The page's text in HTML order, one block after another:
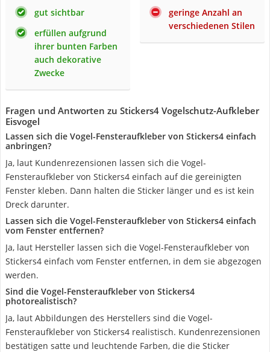
gut sichtbar
erfüllen aufgrund
ihrer bunten Farben
auch dekorative
Zwecke
geringe Anzahl an
verschiedenen Stilen
Fragen und Antworten zu Stickers4 Vogelschutz-Aufkleber
Eisvogel
Lassen sich die Vogel-Fensteraufkleber von Stickers4 einfach
anbringen?
Ja, laut Kundenrezensionen lassen sich die Vogel-
Fensteraufkleber von Stickers4 einfach auf die gereinigten
Fenster kleben. Dann halten die Sticker länger und es ist kein
Dreck darunter.
Lassen sich die Vogel-Fensteraufkleber von Stickers4 einfach
vom Fenster entfernen?
Ja, laut Hersteller lassen sich die Vogel-Fensteraufkleber von
Stickers4 einfach vom Fenster entfernen, in dem sie abgezogen
werden.
Sind die Vogel-Fensteraufkleber von Stickers4
photorealistisch?
Ja, laut Abbildungen des Herstellers sind die Vogel-
Fensteraufkleber von Stickers4 realistisch. Kundenrezensionen
bestätigen satte und leuchtende Farben, die die Sticker